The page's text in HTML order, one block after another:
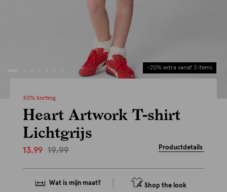
-20% extra vanaf 3 items
30% korting
Heart Artwork T-shirt
Lichtgrijs
13.99 19.99 Productdetails
Wat is mijn maat? Shop the look